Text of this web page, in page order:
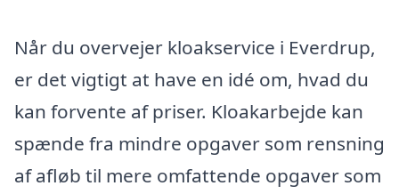
Når du overvejer kloakservice i Everdrup,
er det vigtigt at have en idé om, hvad du
kan forvente af priser. Kloakarbejde kan
spænde fra mindre opgaver som rensning
af afløb til mere omfattende opgaver som